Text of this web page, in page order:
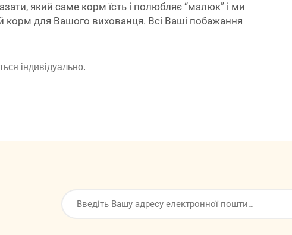
який саме корм їсть і полюбляє “малюк” і ми
корм для Вашого вихованця. Всі Ваші побажання
індивідуально.